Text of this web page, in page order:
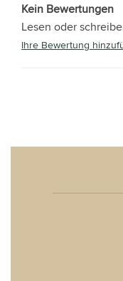
Kein Bewertungen
Lesen oder
Ihre Bewertung